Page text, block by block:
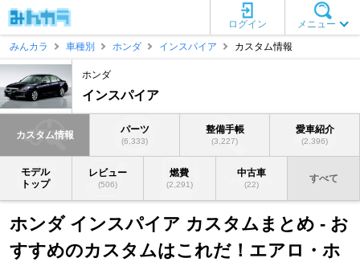
メニュー
ログイン
みんカラ
車種別 ホンダ インスパイア カスタム情報
ホンダ
インスパイア
カスタム情報 パーツ
(6,333)
整備手帳
(3,227)
愛車紹介
(2,396)
モデル
トップ
レビュー
(506)
燃費
(2,291)
中古車
(22)
すべて
ホンダ インスパイア カスタムまとめ - お
すすめのカスタムはこれだ！エアロ・ホ